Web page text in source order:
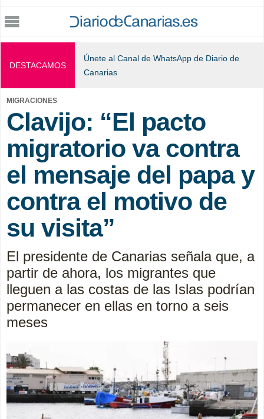
DESTACAMOS
Únete al Canal de WhatsApp de Diario de
Canarias
MIGRACIONES
Clavijo: “El pacto
migratorio va contra
el mensaje del papa y
contra el motivo de
su visita”
El presidente de Canarias señala que, a
partir de ahora, los migrantes que
lleguen a las costas de las Islas podrían
permanecer en ellas en torno a seis
meses